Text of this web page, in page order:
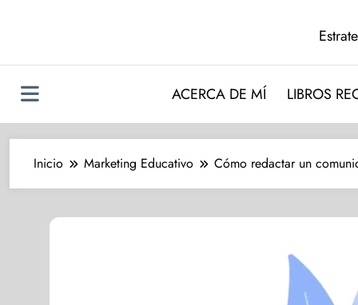
ACERCA DE MÍ LIBROS
Inicio Marketing Educativo Cómo redactar un